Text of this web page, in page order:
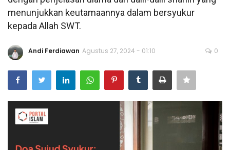
Berita Islam
Nasional
Khutbah Jumat
Pendidikan
Bisnis
menunjukkan keutamaannya dalam bersyukur
kepada Allah SWT.
Andi Ferdiawan Agustus 27, 2024 - 01:10 0